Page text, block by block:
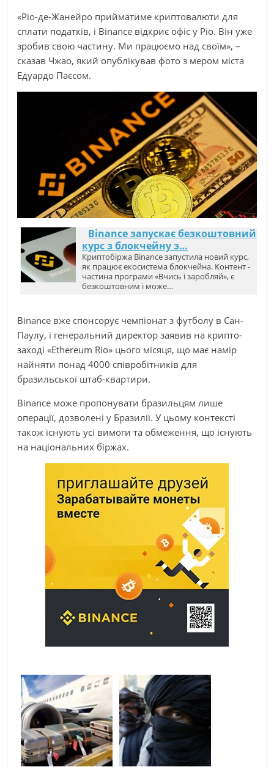
«Ріо-де-Жанейро прийматиме криптовалюти для
сплати податків, і Binance відкриє офіс у Ріо. Він уже
зробив свою частину. Ми працюємо над своїм», –
сказав Чжао, який опублікував фото з мером міста
Едуардо Паєсом.
Binance запускає безкоштовний
курс з блокчейну з…
Криптобіржа Binance запустила новий курс,
як працює екосистема блокчейна. Контент -
частина програми «Вчись і заробляй», є
безкоштовним і може…
Binance вже спонсорує чемпіонат з футболу в Сан-
Паулу, і генеральний директор заявив на крипто-
заході «Ethereum Rio» цього місяця, що має намір
найняти понад 4000 співробітників для
бразильської штаб-квартири.
Binance може пропонувати бразильцям лише
операції, дозволені у Бразилії. У цьому контексті
також існують усі вимоги та обмеження, що існують
на національних біржах.